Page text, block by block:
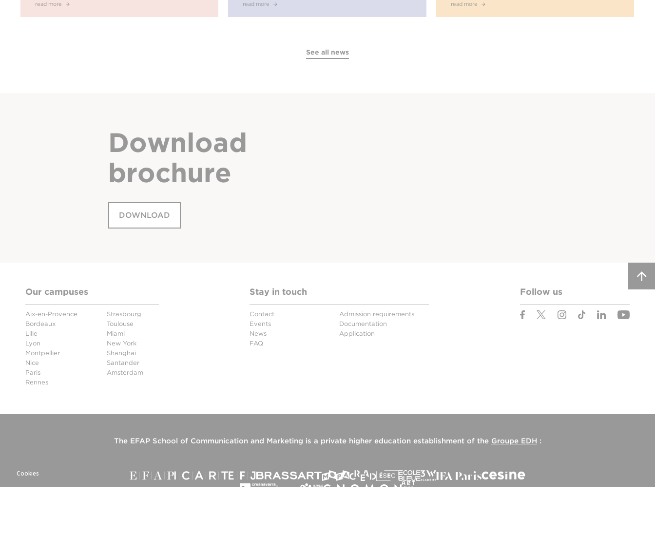
read more read more read more
See all news
Download
brochure
DOWNLOAD
Our campuses
Aix-en-Provence
Bordeaux
Lille
Lyon
Montpellier
Nice
Paris
Rennes
Strasbourg
Toulouse
Miami
New York
Shanghai
Santander
Amsterdam
Stay in touch
Contact
Events
News
FAQ
Admission requirements
Documentation
Application
Follow us
The EFAP School of Communication and Marketing is a private higher education establishment of the Groupe EDH :